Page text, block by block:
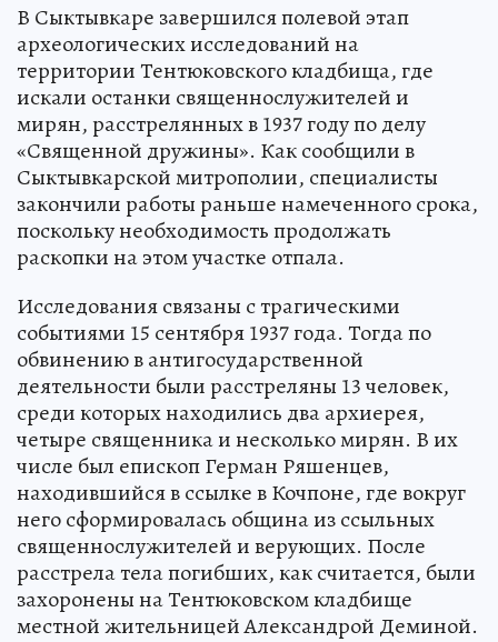
В Сыктывкаре завершился полевой этап
археологических исследований на
территории Тентюковского кладбища, где
искали останки священнослужителей и
мирян, расстрелянных в 1937 году по делу
«Священной дружины». Как сообщили в
Сыктывкарской митрополии, специалисты
закончили работы раньше намеченного срока,
поскольку необходимость продолжать
раскопки на этом участке отпала.
Исследования связаны с трагическими
событиями 15 сентября 1937 года. Тогда по
обвинению в антигосударственной
деятельности были расстреляны 13 человек,
среди которых находились два архиерея,
четыре священника и несколько мирян. В их
числе был епископ Герман Ряшенцев,
находившийся в ссылке в Кочпоне, где вокруг
него сформировалась община из ссыльных
священнослужителей и верующих. После
расстрела тела погибших, как считается, были
захоронены на Тентюковском кладбище
местной жительницей Александрой Деминой.